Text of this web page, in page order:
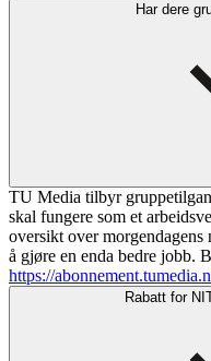
Har dere
TU Media tilbyr
skal fungere som et
oversikt over
å gjøre en enda bedre jobb.
https://
Rabatt for